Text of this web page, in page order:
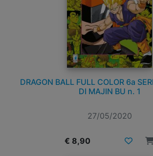
DRAGON BALL FULL COLOR 6a
DI MAJIN BU n. 1
27/05/2020
€ 8,90